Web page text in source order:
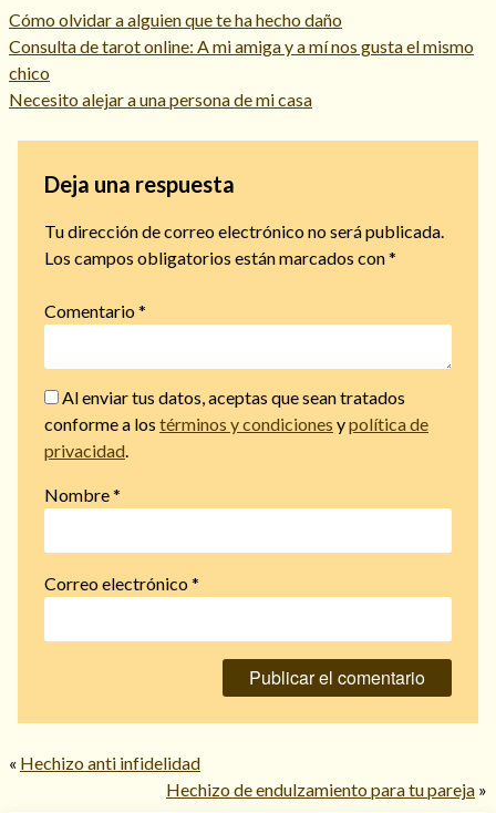
Cómo olvidar a alguien que te ha hecho daño
Consulta de tarot online: A mi amiga y a mí nos gusta el mismo
chico
Necesito alejar a una persona de mi casa
Deja una respuesta
Tu dirección de correo electrónico no será publicada.
Los campos obligatorios están marcados con*
Comentario*
Al enviar tus datos, aceptas que sean tratados
conforme a los términos y condiciones ypolítica de
privacidad
Nombre*
Correo electrónico*
« Hechizo anti infidelidad
Hechizo de endulzamiento para tu pareja »